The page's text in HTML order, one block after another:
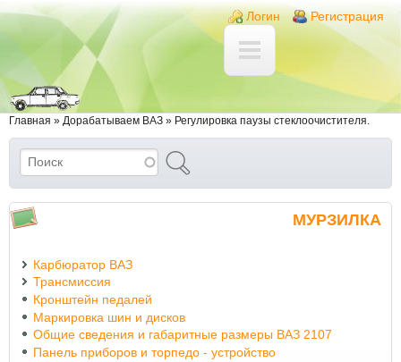
Перейти к основному содержанию
Skip to search
Login links
Логин Регистрация
Вы здесь
Главная » Дорабатываем ВАЗ » Регулировка паузы стеклоочистителя.
Форма поиска
Поиск
МУРЗИЛКА
Карбюратор ВАЗ
Трансмиссия
Кронштейн педалей
Маркировка шин и дисков
Общие сведения и габаритные размеры ВАЗ 2107
Панель приборов и торпедо - устройство